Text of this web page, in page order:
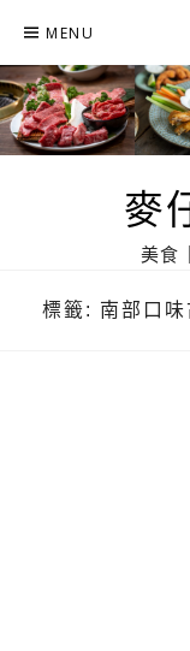
content
MENU
麥
美食
標籤: 南部口